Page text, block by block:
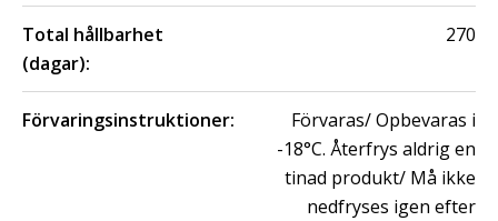
Total hållbarhet
(dagar):
270
Förvaringsinstruktioner:
Förvaras/ Opbevaras i
-18°C. Återfrys aldrig en
tinad produkt/ Må ikke
nedfryses igen efter